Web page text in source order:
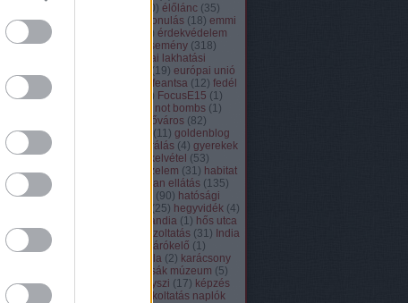
340) élőlánc (35)
elsőként lakhatás
elvonulás (18) emmi
(
english ) érdekvédelem
(416 esemény (318)
európai lakhatási
(19) európai unió
bírósága
feantsa (12) fedél
nélkül
) FocusE15 (1)
food not bombs (1)
főváros (82)
francais
(11) goldenblog
(
Görögország guberálás (4) gyerekek
kilakoltatása
gyermekelvétel (53)
gyógyszergyári út
győzelem (31) habitat
for humanity
hajléktalan ellátás (135)
halottak napja
(90) hatósági
(25) hegyvidék (4)
Hollandia (1) hős utca
(
humán platform igazoltatás (31) India
(
Írország járókelő (1)
józsef attila (2) karácsony
kassák múzeum (5)
kecskemét
kenyszi (17) képzés
(
kilakoltatás
kilakoltatás naplók